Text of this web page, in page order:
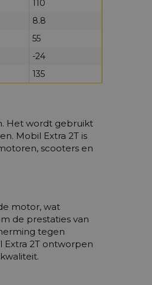
110
8.8
55
-24
135
Het wordt gebruikt
Mobil Extra 2T is
scooters en
motor, wat
de prestaties van
tegen
Extra 2T ontworpen